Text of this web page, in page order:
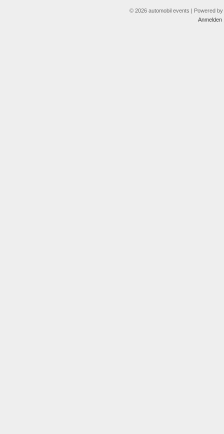
© 2026 automobil events | Powered by
Anmelden|